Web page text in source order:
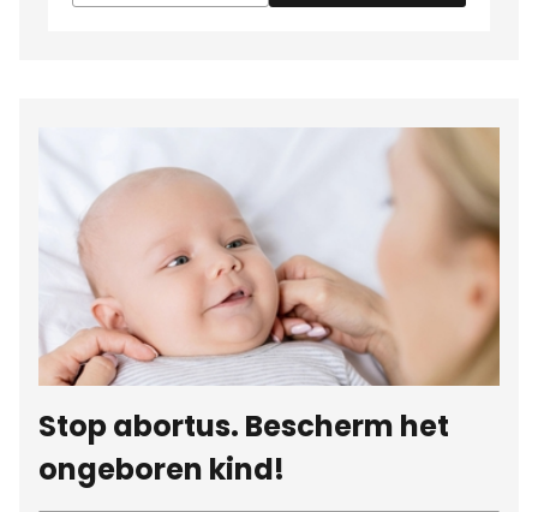
Stop abortus. Bescherm het
ongeboren kind!